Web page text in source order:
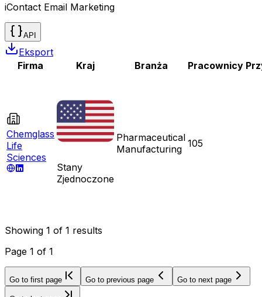
iContact Email Marketing
API
Eksport
Firma
Kraj Branża Pracownicy
Chemglass
Life
Sciences
Stany
Zjednoczone
Pharmaceutical
Manufacturing 105
Showing 1 of 1 results
Page 1 of 1
Go to first page Go to previous page Go to next page